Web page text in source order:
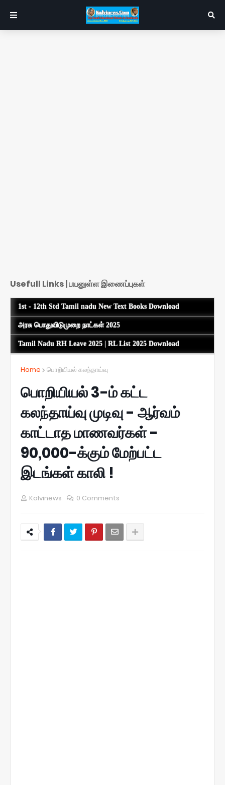
Usefull Links | பயனுள்ள இணைப்புகள்
1st - 12th Std Tamil nadu New Text Books Download
அரசு பொதுவிடுமுறை நாட்கள் 2025
Tamil Nadu RH Leave 2025 | RL List 2025 Download
Home பொறியியல் கலந்தாய்வு
பொறியியல் 3-ம் கட்ட
கலந்தாய்வு முடிவு - ஆர்வம்
காட்டாத மாணவர்கள் -
90,000-க்கும் மேற்பட்ட
இடங்கள் காலி !
Kalvinews 0 Comments